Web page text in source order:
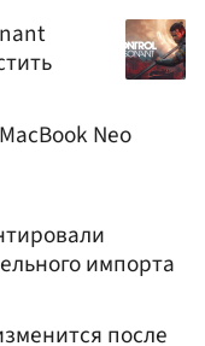
Neo
импорта
после